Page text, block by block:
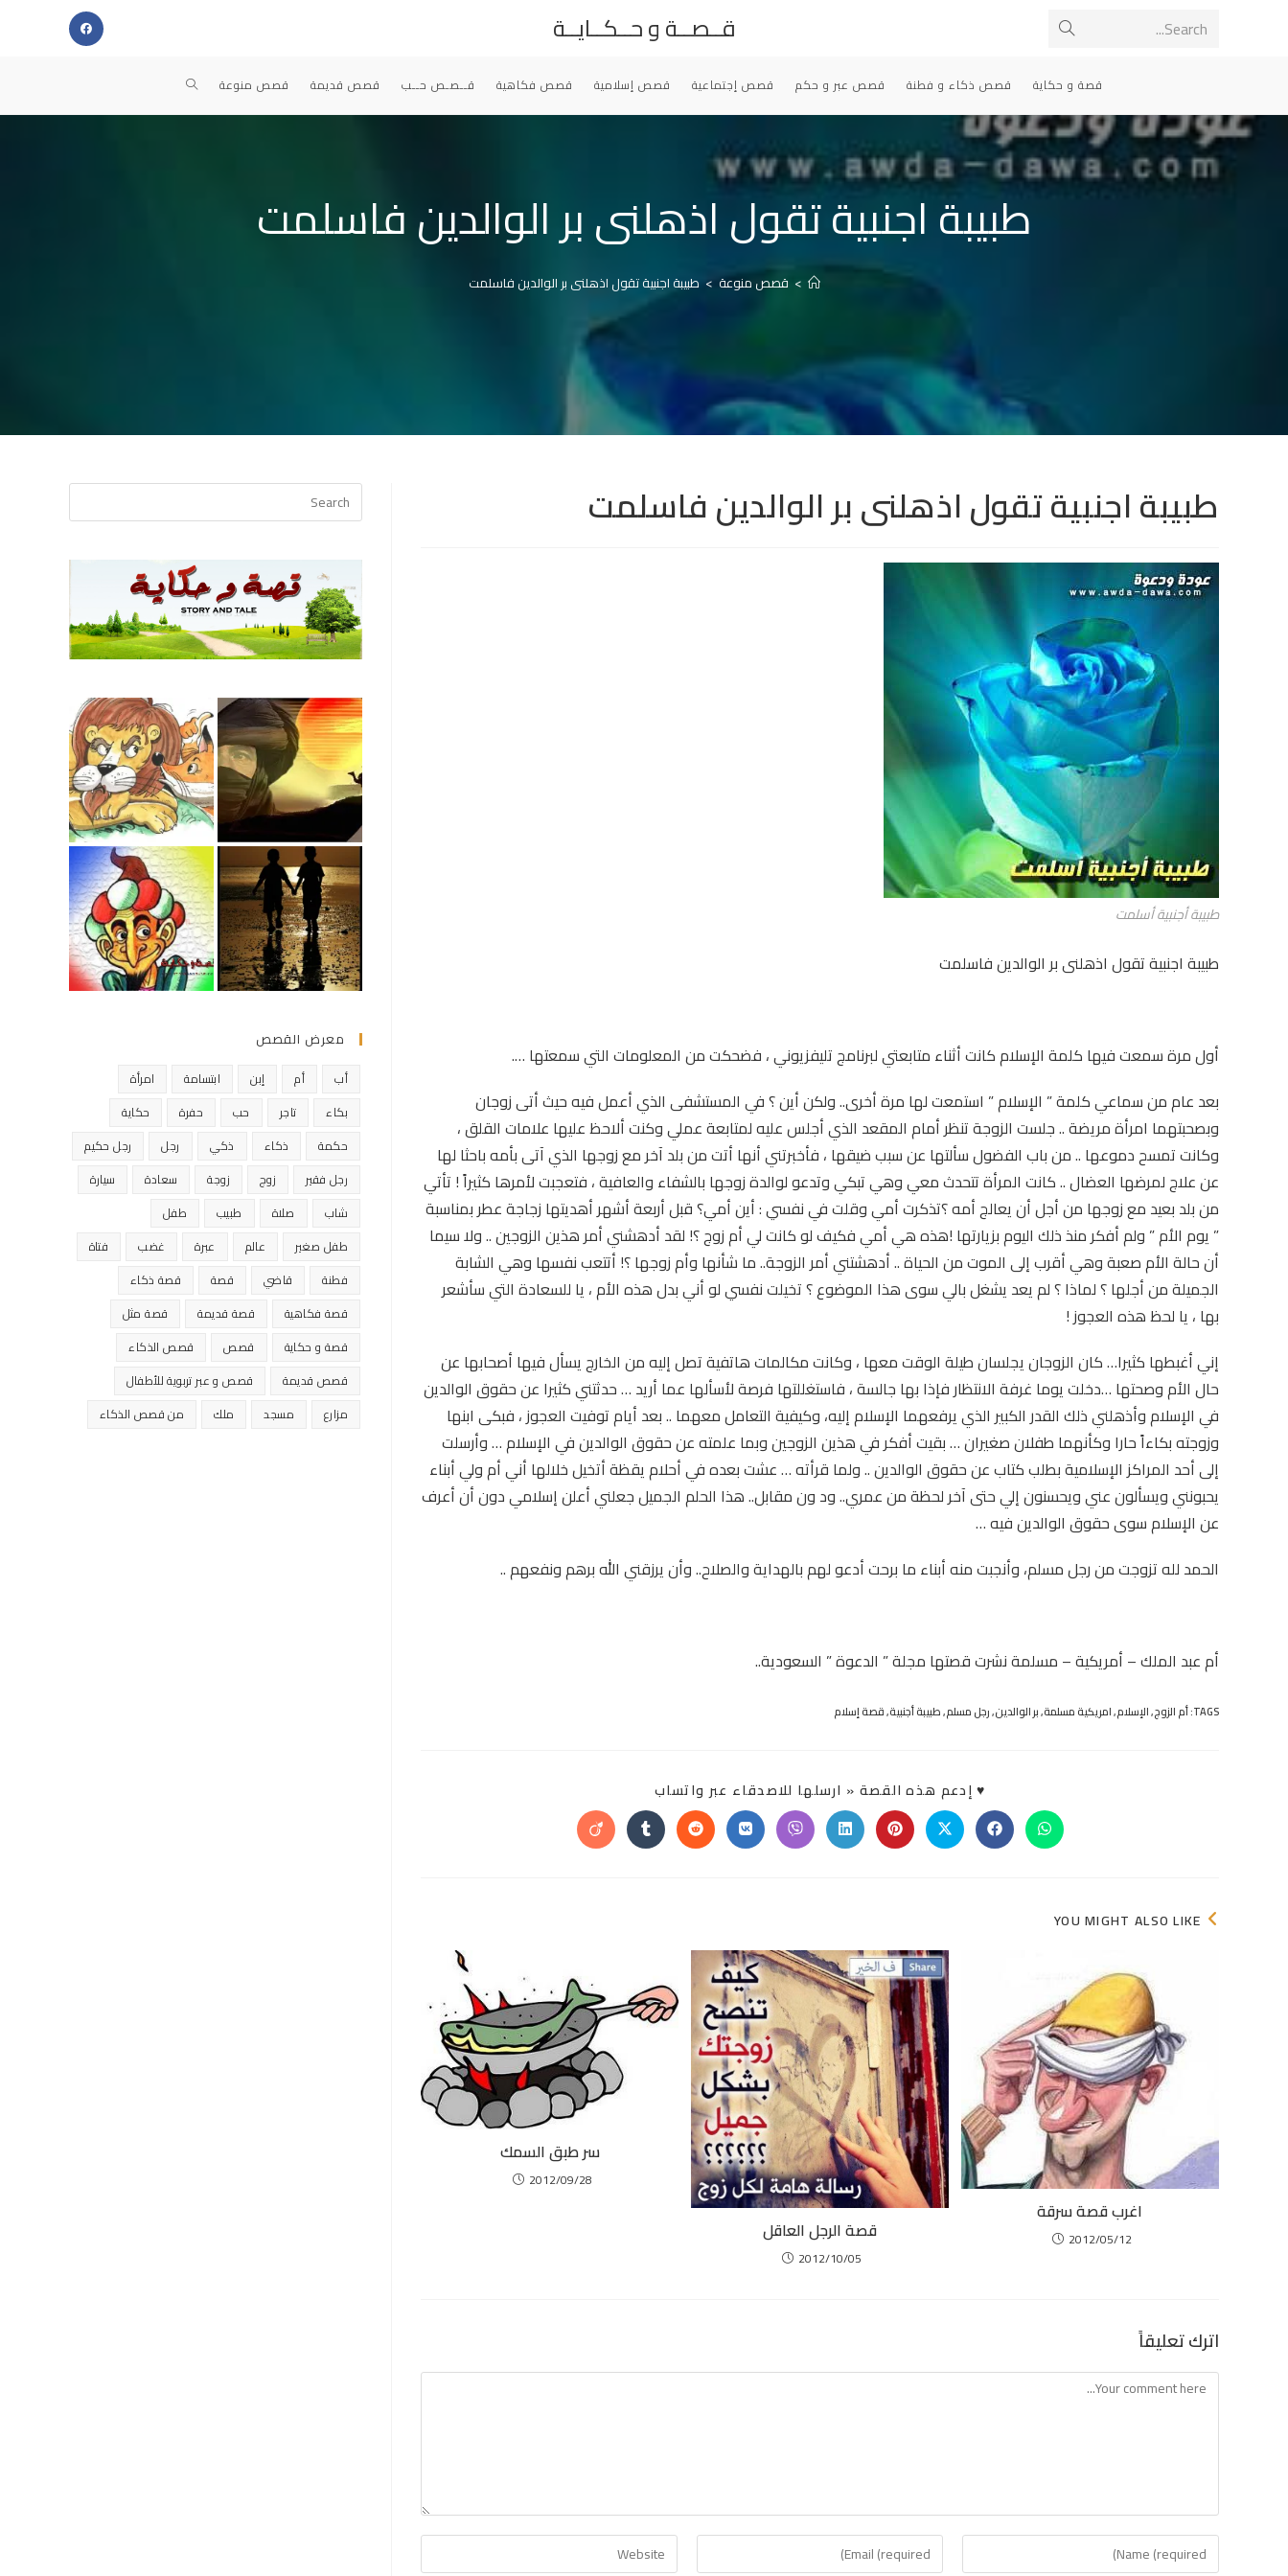
Search...
Submit
قــصــة و حــكــايــة
قصة و حكاية قصص ذكاء و فطنة قصص عبر و حكم قصص إجتماعية قصص إسلامية قصص فكاهية قــصـص حــب قصص قديمة قصص منوعة TOGGLE
طبيبة اجنبية تقول اذهلنى بر الوالدين فاسلمت
> قصص منوعة > طبيبة اجنبية تقول اذهلنى بر الوالدين فاسلمت
طبيبة اجنبية تقول اذهلنى بر الوالدين فاسلمت
طبيبة أجنبية أسلمت
طبيبة اجنبية تقول اذهلنى بر الوالدين فاسلمت
أول مرة سمعت فيها كلمة الإسلام كانت أثناء متابعتي لبرنامج تليفزيوني ، فضحكت من المعلومات التي سمعتها ….
بعد عام من سماعي كلمة ” الإسلام ” استمعت لها مرة أخرى.. ولكن أين ؟ في المستشفى الذي أعمل فيه حيث أتى زوجان
وبصحبتهما امرأة مريضة .. جلست الزوجة تنظر أمام المقعد الذي أجلس عليه لمتابعة عملي وكنت ألاحظ عليها علامات القلق ،
وكانت تمسح دموعها .. من باب الفضول سألتها عن سبب ضيقها ، فأخبرتني أنها أتت من بلد آخر مع زوجها الذي آتى بأمه باحثا لها
عن علاج لمرضها العضال .. كانت المرأة تتحدث معي وهي تبكي وتدعو لوالدة زوجها بالشفاء والعافية ، فتعجبت لأمرها كثيراً ! تأتي
من بلد بعيد مع زوجها من أجل أن يعالج أمه ؟تذكرت أمي وقلت في نفسي : أين أمي؟ قبل أربعة أشهر أهديتها زجاجة عطر بمناسبة
” يوم الأم ” ولم أفكر منذ ذلك اليوم بزيارتها !هذه هي أمي فكيف لو كانت لي أم زوج ؟! لقد أدهشني أمر هذين الزوجين .. ولا سيما
أن حالة الأم صعبة وهي أقرب إلى الموت من الحياة .. أدهشتني أمر الزوجة.. ما شأنها وأم زوجها ؟! أتتعب نفسها وهي الشابة
الجميلة من أجلها ؟ لماذا ؟ لم يعد يشغل بالي سوى هذا الموضوع ؟ تخيلت نفسي لو أني بدل هذه الأم ، يا للسعادة التي سأشعر
بها ، يا لحظ هذه العجوز !
إني أغبطها كثيرا… كان الزوجان يجلسان طيلة الوقت معها ، وكانت مكالمات هاتفية تصل إليه من الخارج يسأل فيها أصحابها عن
حال الأم وصحتها …دخلت يوما غرفة الانتظار فإذا بها جالسة ، فاستغللتها فرصة لأسألها عما أريد … حدثتني كثيرا عن حقوق الوالدين
في الإسلام وأذهلني ذلك القدر الكبير الذي يرفعهما الإسلام إليه، وكيفية التعامل معهما .. بعد أيام توفيت العجوز ، فبكى ابنها
وزوجته بكاءاً حارا وكأنهما طفلان صغيران … بقيت أفكر في هذين الزوجين وبما علمته عن حقوق الوالدين في الإسلام … وأرسلت
إلى أحد المراكز الإسلامية بطلب كتاب عن حقوق الوالدين .. ولما قرأته … عشت بعده في أحلام يقظة أتخيل خلالها أني أم ولي أبناء
يحبونني ويسألون عني ويحسنون إلي حتى آخر لحظة من عمري.. ود ون مقابل.. هذا الحلم الجميل جعلني أعلن إسلامي دون أن أعرف
عن الإسلام سوى حقوق الوالدين فيه …
الحمد لله تزوجت من رجل مسلم، وأنجبت منه أبناء ما برحت أدعو لهم بالهداية والصلاح.. وأن يرزقني الله برهم ونفعهم ..
أم عبد الملك – أمريكية – مسلمة نشرت قصتها مجلة ” الدعوة ” السعودية..
TAGS: أم الزوج,الإسلام,امريكية مسلمة,بر الوالدين,رجل مسلم,طبيبة أجنبية,قصة إسلام
♥ إدعم هذه القصة « ارسلها للاصدقاء عبر واتسابSHARE
THIS
CONTENT
Opens
in
Opens
in
Opens
in
Opens
in
Opens
in
Opens
in
Opens
in
Opens
in
Opens
in
Opens
in
YOU MIGHT ALSO LIKE
سر طبق السمك
2012/09/28
قصة الرجل العاقل
2012/10/05
اغرب قصة سرقة
2012/05/12
اترك تعليقاً
Comment
Enter
your
Enter
your
Enter
your
معرض القصص
أب أم إبن ابتسامة
امرأة
بكاء
تاجر حب حفرة
حكاية
حكمة
ذكاء ذكي رجل
رجل حكيم
رجل فقير
زوج زوجة سعادة
سيارة
شاب
صلاة طبيب
طفل
طفل صغير
عالم عبرة غضب
فتاة
فطنة
قاضي قصة
قصة ذكاء
قصة فكاهية
قصة قديمة
قصة مثل
قصة و حكاية
قصص
قصص الذكاء
قصص قديمة
قصص و عبر تربوية للأطفال
مزارع
مسجد ملك من قصص الذكاء